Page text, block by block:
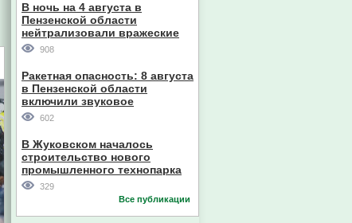
В ночь на 4 августа в
Пензенской области
нейтрализовали вражеские
дроны
908
Ракетная опасность: 8 августа
в Пензенской области
включили звуковое
оповещение
602
В Жуковском началось
строительство нового
промышленного технопарка
329
Все публикации